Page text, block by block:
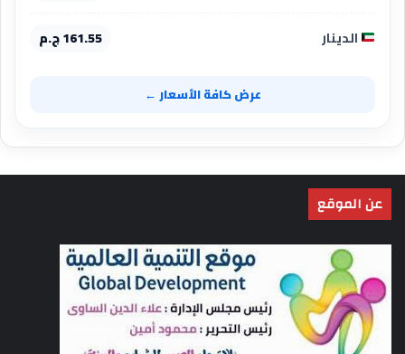
الدينار 161.55 ج.م
عرض كافة الأسعار ←
عن الموقع